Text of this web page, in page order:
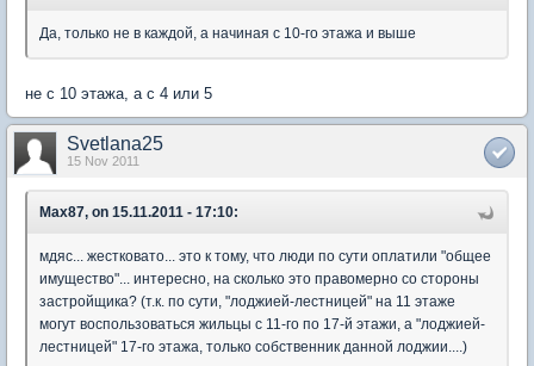
Да, только не в каждой, а начиная с 10-го этажа и выше
не с 10 этажа, а с 4 или 5
Svetlana25
15 Nov 2011
Max87, on 15.11.2011 - 17:10:
мдяс... жестковато... это к тому, что люди по сути оплатили "общее
имущество"... интересно, на сколько это правомерно со стороны
застройщика? (т.к. по сути, "лоджией-лестницей" на 11 этаже
могут воспользоваться жильцы с 11-го по 17-й этажи, а "лоджией-
лестницей" 17-го этажа, только собственник данной лоджии....)